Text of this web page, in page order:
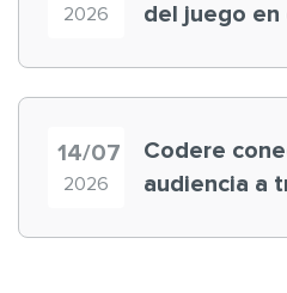
2026
del juego en el
14/07
2026
Codere
audiencia a